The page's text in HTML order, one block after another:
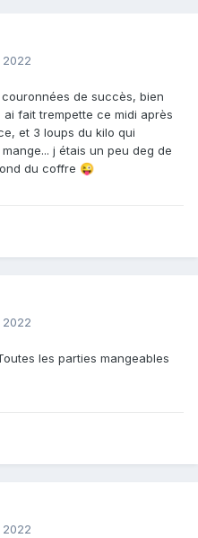
de succès, bien
fait trempette ce midi après
et 3 loups du kilo qui
j étais un peu deg de
du coffre 😜
les parties mangeables